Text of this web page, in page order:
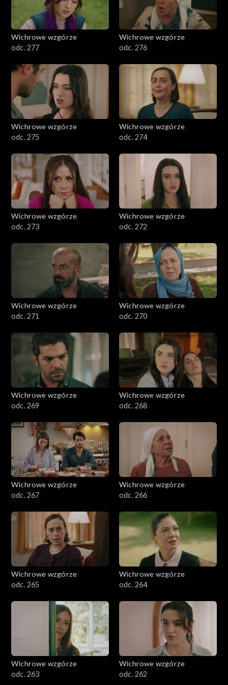
Wichrowe wzgórze
odc. 277
Wichrowe wzgórze
odc. 276
Wichrowe wzgórze
odc. 275
Wichrowe wzgórze
odc. 274
Wichrowe wzgórze
odc. 273
Wichrowe wzgórze
odc. 272
Wichrowe wzgórze
odc. 271
Wichrowe wzgórze
odc. 270
Wichrowe wzgórze
odc. 269
Wichrowe wzgórze
odc. 268
Wichrowe wzgórze
odc. 267
Wichrowe wzgórze
odc. 266
Wichrowe wzgórze
odc. 265
Wichrowe wzgórze
odc. 264
Wichrowe wzgórze
odc. 263
Wichrowe wzgórze
odc. 262